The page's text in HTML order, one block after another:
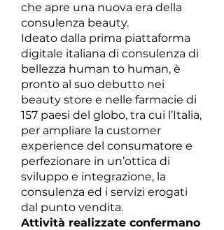
che apre una nuova era della
consulenza beauty.
Ideato dalla prima piattaforma
digitale italiana di consulenza di
bellezza human to human, è
pronto al suo debutto nei
beauty store e nelle farmacie di
157 paesi del globo, tra cui l’Italia,
per ampliare la customer
experience del consumatore e
perfezionare in un’ottica di
sviluppo e integrazione, la
consulenza ed i servizi erogati
dal punto vendita.
Attività realizzate confermano